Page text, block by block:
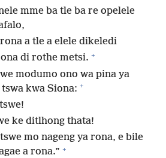
mme ba tle ba re opelele
a tle a elele dikeledi
di rothe metsi. +
modumo ono wa pina ya
kwa Siona: +
ke ditlhong thata!
mo nageng ya rona, e bile
a rona.” +